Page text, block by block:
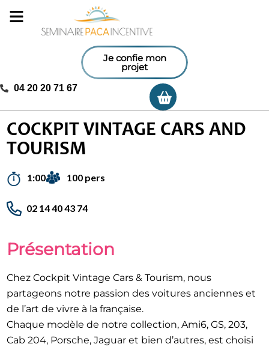
Je confie mon
projet
04 20 20 71 67
Cockpit vintage cars and
COCKPIT VINTAGE CARS AND
TOURISM
1:00 100 pers
02 14 40 43 74
Présentation
Chez Cockpit Vintage Cars & Tourism, nous
partageons notre passion des voitures anciennes et
de l’art de vivre à la française.
Chaque modèle de notre collection, Ami6, GS, 203,
Cab 204, Porsche, Jaguar et bien d’autres, est choisi